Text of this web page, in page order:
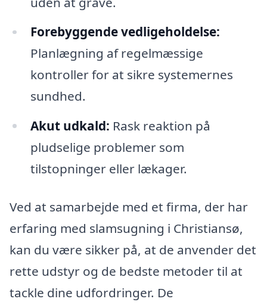
Forebyggende vedligeholdelse:
Planlægning af regelmæssige
kontroller for at sikre systemernes
sundhed.
Akut udkald: Rask reaktion på
pludselige problemer som
tilstopninger eller lækager.
Ved at samarbejde med et firma, der har
erfaring med slamsugning i Christiansø,
kan du være sikker på, at de anvender det
rette udstyr og de bedste metoder til at
tackle dine udfordringer. De